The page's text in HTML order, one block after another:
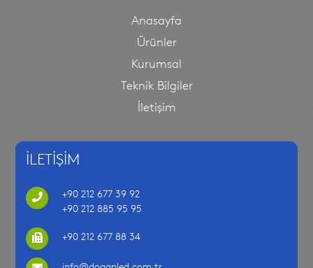
Anasayfa
Ürünler
Kurumsal
Teknik Bilgiler
İletişim
İLETİŞİM
+90 212 677 39 92
+90 212 885 95 95
+90 212 677 88 34